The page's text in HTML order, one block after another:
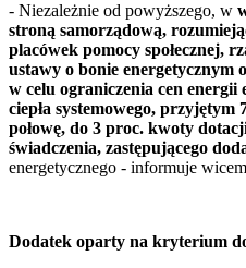
- Niezależnie od powyższego, w
stroną samorządową,
placówek pomocy społecznej,
ustawy o bonie energetycznym
w celu ograniczenia cen energii
ciepła systemowego,
połowę, do 3 proc. kwoty
świadczenia, zastępującego
energetycznego - informuje
Dodatek oparty na kryterium